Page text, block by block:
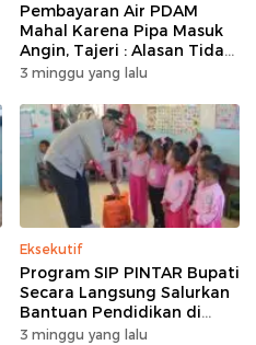
Pembayaran Air PDAM
Mahal Karena Pipa Masuk
Angin, Tajeri : Alasan Tidak
Masuk Akal
3 minggu yang lalu
Eksekutif
Program SIP PINTAR Bupati
Secara Langsung Salurkan
Bantuan Pendidikan di
Desa Mampuak ll
3 minggu yang lalu